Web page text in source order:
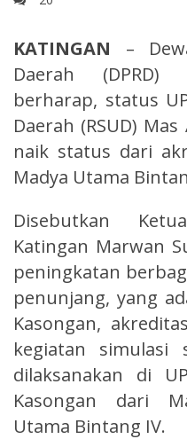
KATINGAN –
Daerah (DPRD)
berharap, status
Daerah (RSUD)
naik status dari
Madya Utama
Disebutkan
Katingan Marwan
peningkatan
penunjang, yang
Kasongan,
kegiatan simulasi
dilaksanakan di
Kasongan dari
Utama Bintang IV.